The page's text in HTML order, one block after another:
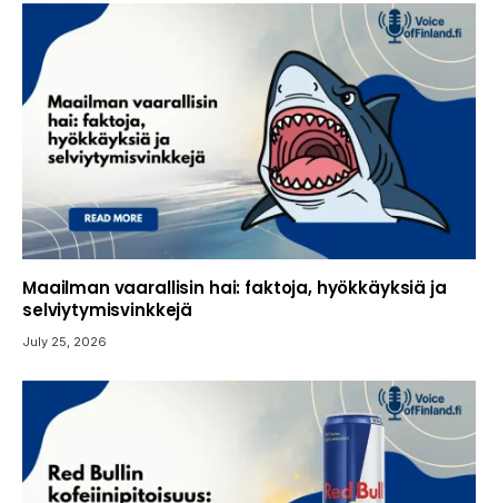
Maailman vaarallisin hai: faktoja, hyökkäyksiä ja
selviytymisvinkkejä
July 25, 2026